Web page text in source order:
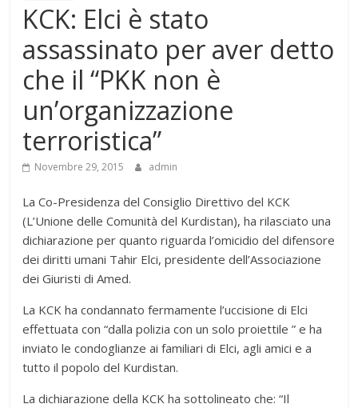
KCK: Elci è stato
assassinato per aver detto
che il “PKK non è
un’organizzazione
terroristica”
Novembre 29, 2015 admin
La Co-Presidenza del Consiglio Direttivo del KCK
(L’Unione delle Comunità del Kurdistan), ha rilasciato una
dichiarazione per quanto riguarda l’omicidio del difensore
dei diritti umani Tahir Elci, presidente dell’Associazione
dei Giuristi di Amed.
La KCK ha condannato fermamente l’uccisione di Elci
effettuata con “dalla polizia con un solo proiettile ” e ha
inviato le condoglianze ai familiari di Elci, agli amici e a
tutto il popolo del Kurdistan.
La dichiarazione della KCK ha sottolineato che: “Il